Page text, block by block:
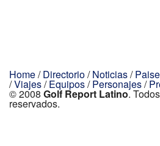
Home/Directorio/Noticias/
/Viajes/Equipos/Personajes/
© 2008 Golf Report Latino.
reservados.